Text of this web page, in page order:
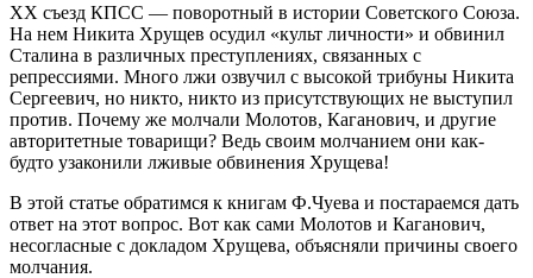
XX съезд КПСС — поворотный в истории Советского Союза.
На нем Никита Хрущев осудил «культ личности» и обвинил
Сталина в различных преступлениях, связанных с
репрессиями. Много лжи озвучил с высокой трибуны Никита
Сергеевич, но никто, никто из присутствующих не выступил
против. Почему же молчали Молотов, Каганович, и другие
авторитетные товарищи? Ведь своим молчанием они как-
будто узаконили лживые обвинения Хрущева!
В этой статье обратимся к книгам Ф.Чуева и постараемся дать
ответ на этот вопрос. Вот как сами Молотов и Каганович,
несогласные с докладом Хрущева, объясняли причины своего
молчания.